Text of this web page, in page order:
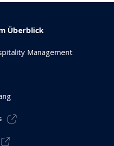
Überblick
Management